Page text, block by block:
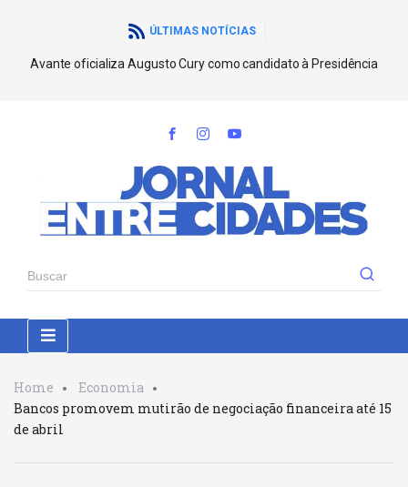
ÚLTIMAS NOTÍCIAS
Avante oficializa Augusto Cury como candidato à Presidência
Home
Economia
Bancos promovem mutirão de negociação financeira até 15
de abril